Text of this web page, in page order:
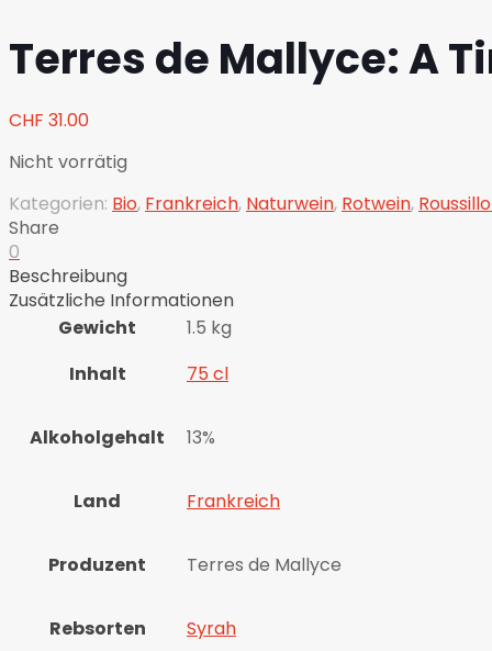
Terres de Mallyce: A
CHF 31.00
Nicht vorrätig
Kategorien: Bio, Frankreich, Naturwein, Rotwein,
Share
0
Beschreibung
Zusätzliche Informationen
Gewicht
1.5 kg
Inhalt
75 cl
Alkoholgehalt 13%
Land Frankreich
Produzent Terres de Mallyce
Rebsorten Syrah